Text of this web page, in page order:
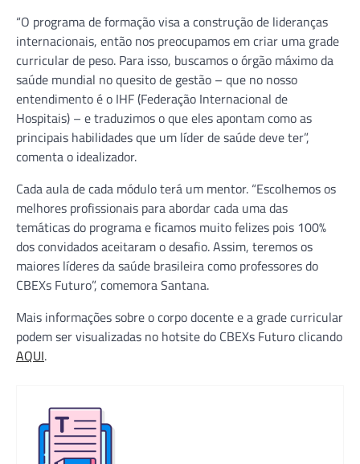
“O programa de formação visa a construção de lideranças
internacionais, então nos preocupamos em criar uma grade
curricular de peso. Para isso, buscamos o órgão máximo da
saúde mundial no quesito de gestão – que no nosso
entendimento é o IHF (Federação Internacional de
Hospitais) – e traduzimos o que eles apontam como as
principais habilidades que um líder de saúde deve ter”,
comenta o idealizador.
Cada aula de cada módulo terá um mentor. “Escolhemos os
melhores profissionais para abordar cada uma das
temáticas do programa e ficamos muito felizes pois 100%
dos convidados aceitaram o desafio. Assim, teremos os
maiores líderes da saúde brasileira como professores do
CBEXs Futuro”, comemora Santana.
Mais informações sobre o corpo docente e a grade curricular
podem ser visualizadas no hotsite do CBEXs Futuro clicando
AQUI.